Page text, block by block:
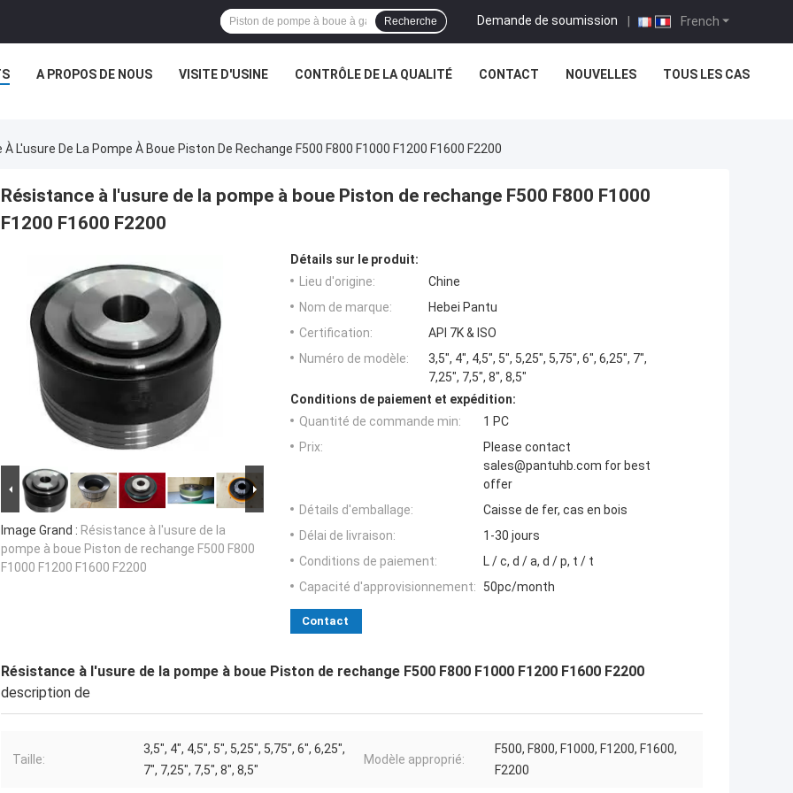
French
Demande de soumission |
Recherche
A PROPOS DE NOUS VISITE D'USINE CONTRÔLE DE LA QUALITÉ CONTACT NOUVELLES TOUS LES CAS
L'usure De La Pompe À Boue Piston De Rechange F500 F800 F1000 F1200 F1600 F2200
Résistance à l'usure de la pompe à boue Piston de rechange F500 F800 F1000
F1200 F1600 F2200
Image Grand : Résistance à l'usure de la
pompe à boue Piston de rechange F500 F800
F1000 F1200 F1600 F2200
Détails sur le produit:
Lieu d'origine:
Chine
Nom de marque:
Hebei Pantu
Certification:
API 7K & ISO
Numéro de modèle:
3,5", 4", 4,5", 5", 5,25", 5,75", 6", 6,25", 7",
7,25", 7,5", 8", 8,5"
Conditions de paiement et expédition:
Quantité de commande min:
1 PC
Prix:
Please contact
sales@pantuhb.com for best
offer
Détails d'emballage:
Caisse de fer, cas en bois
Délai de livraison:
1-30 jours
Conditions de paiement:
L / c, d / a, d / p, t / t
Capacité d'approvisionnement:
50pc/month
Contact
Résistance à l'usure de la pompe à boue Piston de rechange F500 F800 F1000 F1200 F1600 F2200
description de
Taille:
3,5", 4", 4,5", 5", 5,25", 5,75", 6", 6,25",
7", 7,25", 7,5", 8", 8,5"
Modèle approprié:
F500, F800, F1000, F1200, F1600,
F2200